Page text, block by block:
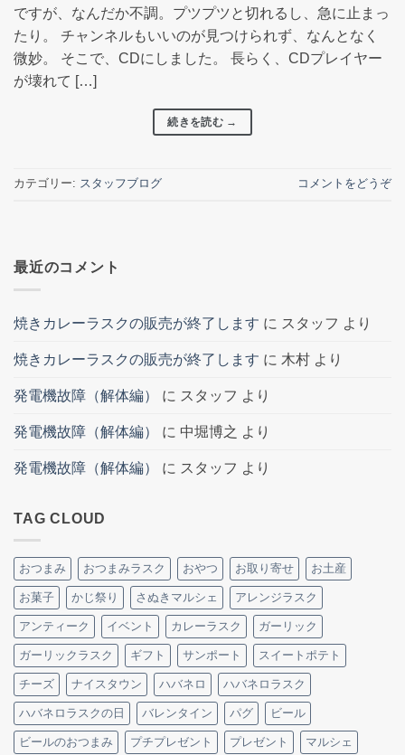
ですが、なんだか不調。プツプツと切れるし、急に止まっ
たり。 チャンネルもいいのが見つけられず、なんとなく
微妙。 そこで、CDにしました。 長らく、CDプレイヤー
が壊れて […]
続きを読む →
カテゴリー: スタッフブログ コメントをどうぞ
最近のコメント
焼きカレーラスクの販売が終了します に スタッフ より
焼きカレーラスクの販売が終了します に 木村 より
発電機故障（解体編） に スタッフ より
発電機故障（解体編） に 中堀博之 より
発電機故障（解体編） に スタッフ より
TAG CLOUD
おつまみ おつまみラスク おやつ お取り寄せ お土産
お菓子 かじ祭り さぬきマルシェ アレンジラスク
アンティーク イベント カレーラスク ガーリック
ガーリックラスク ギフト サンポート スイートポテト
チーズ ナイスタウン ハバネロ ハバネロラスク
ハバネロラスクの日 バレンタイン パグ ビール
ビールのおつまみ プチプレゼント プレゼント マルシェ